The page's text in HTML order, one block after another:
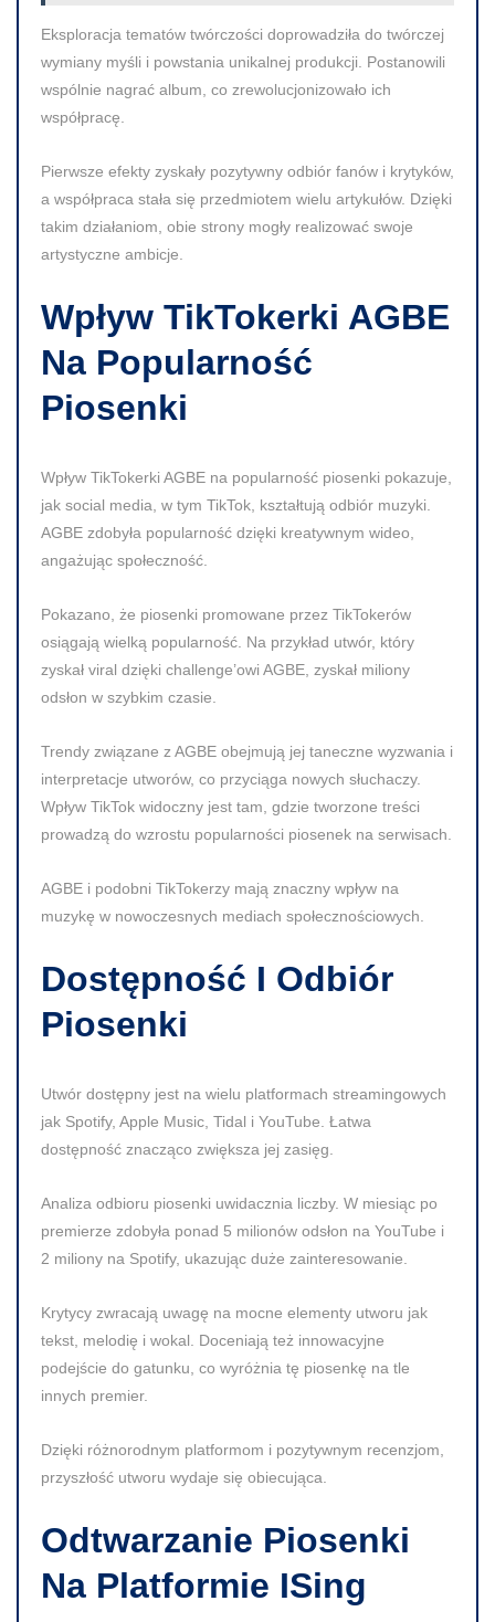
Eksploracja tematów twórczości doprowadziła do twórczej
wymiany myśli i powstania unikalnej produkcji. Postanowili
wspólnie nagrać album, co zrewolucjonizowało ich
współpracę.
Pierwsze efekty zyskały pozytywny odbiór fanów i krytyków,
a współpraca stała się przedmiotem wielu artykułów. Dzięki
takim działaniom, obie strony mogły realizować swoje
artystyczne ambicje.
Wpływ TikTokerki AGBE
Na Popularność
Piosenki
Wpływ TikTokerki AGBE na popularność piosenki pokazuje,
jak social media, w tym TikTok, kształtują odbiór muzyki.
AGBE zdobyła popularność dzięki kreatywnym wideo,
angażując społeczność.
Pokazano, że piosenki promowane przez TikTokerów
osiągają wielką popularność. Na przykład utwór, który
zyskał viral dzięki challenge’owi AGBE, zyskał miliony
odsłon w szybkim czasie.
Trendy związane z AGBE obejmują jej taneczne wyzwania i
interpretacje utworów, co przyciąga nowych słuchaczy.
Wpływ TikTok widoczny jest tam, gdzie tworzone treści
prowadzą do wzrostu popularności piosenek na serwisach.
AGBE i podobni TikTokerzy mają znaczny wpływ na
muzykę w nowoczesnych mediach społecznościowych.
Dostępność I Odbiór
Piosenki
Utwór dostępny jest na wielu platformach streamingowych
jak Spotify, Apple Music, Tidal i YouTube. Łatwa
dostępność znacząco zwiększa jej zasięg.
Analiza odbioru piosenki uwidacznia liczby. W miesiąc po
premierze zdobyła ponad 5 milionów odsłon na YouTube i
2 miliony na Spotify, ukazując duże zainteresowanie.
Krytycy zwracają uwagę na mocne elementy utworu jak
tekst, melodię i wokal. Doceniają też innowacyjne
podejście do gatunku, co wyróżnia tę piosenkę na tle
innych premier.
Dzięki różnorodnym platformom i pozytywnym recenzjom,
przyszłość utworu wydaje się obiecująca.
Odtwarzanie Piosenki
Na Platformie ISing